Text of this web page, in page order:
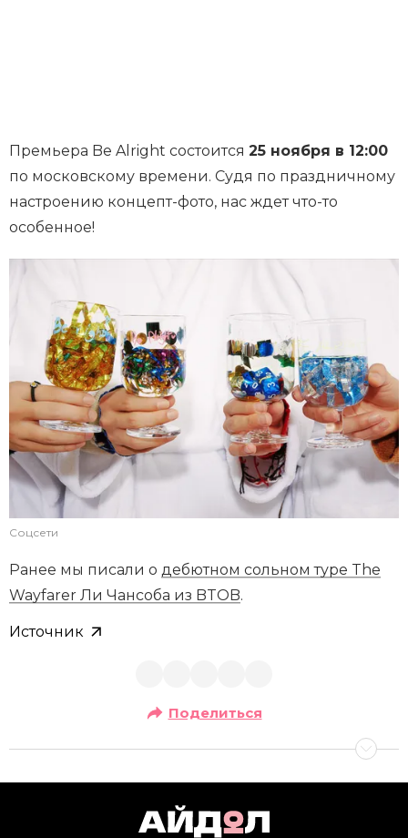
Премьера Be Alright состоится 25 ноября в 12:00
по московскому времени. Судя по праздничному
настроению концепт-фото, нас ждет что-то
особенное!
Соцсети
Ранее мы писали о дебютном сольном туре The
Wayfarer Ли Чансоба из BTOB.
Источник
Поделиться